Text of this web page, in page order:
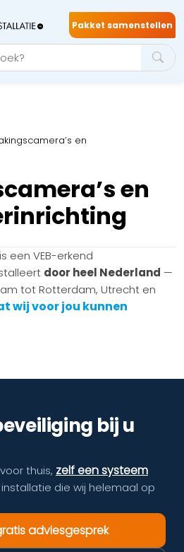
Pakket samenstellen
en
en
is een VEB-erkend
door heel Nederland —
tot Rotterdam, Utrecht en
wij voor jou kunnen
bij u
thuis, zelf een systeem
die wij helemaal op
adviesgesprek